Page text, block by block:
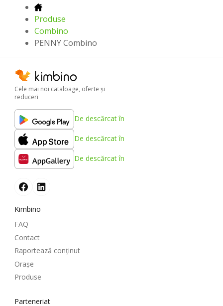
Produse
Combino
PENNY Combino
Cele mai noi cataloage, oferte şi
reduceri
De descărcat în
De descărcat în
De descărcat în
Kimbino
FAQ
Contact
Raportează conținut
Oraşe
Produse
Parteneriat